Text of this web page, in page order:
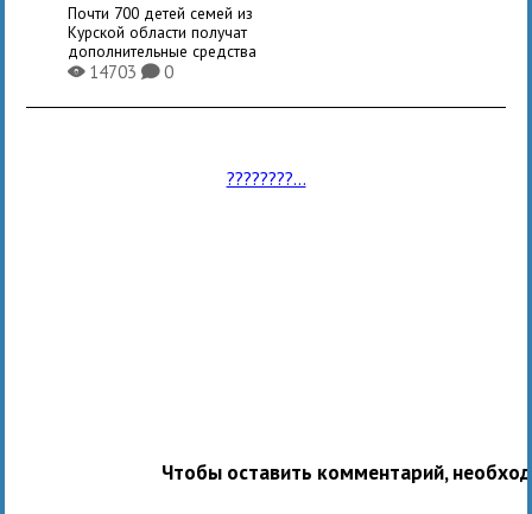
Почти 700 детей семей из
Курской области получат
дополнительные средства
X14703K0
????????...
Чтобы оставить комментарий,